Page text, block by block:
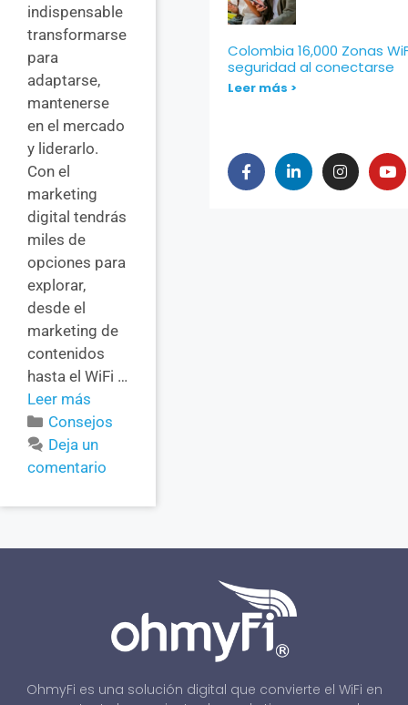
indispensable
transformarse
para
adaptarse,
mantenerse
en el mercado
y liderarlo.
Con el
marketing
digital tendrás
miles de
opciones para
explorar,
desde el
marketing de
contenidos
hasta el WiFi …
Leer más
Consejos
Deja un
comentario
Colombia 16,000 Zonas
seguridad al conectarse
Leer más >
OhmyFi es una solución digital que convierte el WiFi en